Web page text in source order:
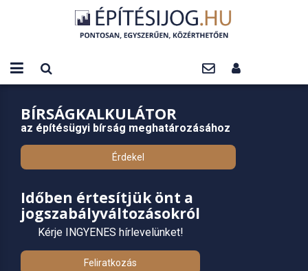
BÍRSÁGKALKULÁTOR
az építésügyi bírság meghatározásához
Érdekel
Időben értesítjük önt a
jogszabályváltozásokról
Kérje INGYENES hírlevelünket!
Feliratkozás